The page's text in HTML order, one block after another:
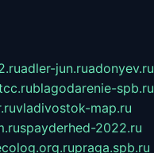
adler-jun.ruadonyev.ru
blagodarenie-spb.ru
vladivostok-map.ru
spayderhed-2022.ru
praga.spb.ru